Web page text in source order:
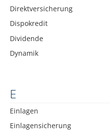
Direktversicherung
Dispokredit
Dividende
Dynamik
E
Einlagen
Einlagensicherung